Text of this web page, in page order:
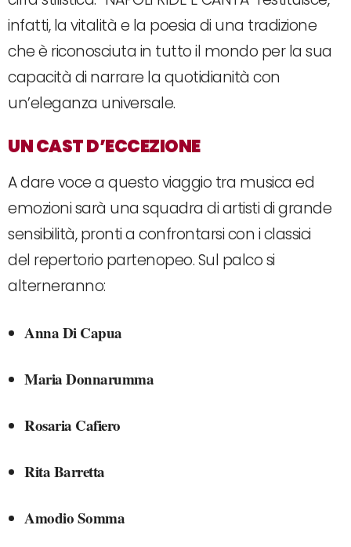
infatti, la vitalità e la poesia di una tradizione
che è riconosciuta in tutto il mondo per la sua
capacità di narrare la quotidianità con
un’eleganza universale.
UN CAST D’ECCEZIONE
A dare voce a questo viaggio tra musica ed
emozioni sarà una squadra di artisti di grande
sensibilità, pronti a confrontarsi con i classici
del repertorio partenopeo. Sul palco si
alterneranno:
Anna Di Capua
Maria Donnarumma
Rosaria Cafiero
Rita Barretta
Amodio Somma